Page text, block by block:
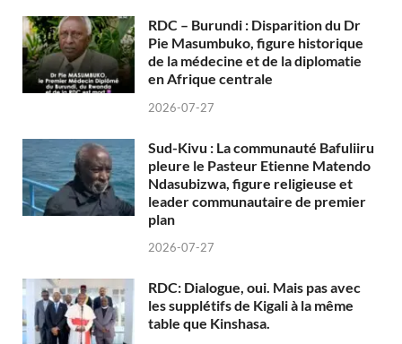
RDC – Burundi : Disparition du Dr
Pie Masumbuko, figure historique
de la médecine et de la diplomatie
en Afrique centrale
2026-07-27
Sud-Kivu : La communauté Bafuliiru
pleure le Pasteur Etienne Matendo
Ndasubizwa, figure religieuse et
leader communautaire de premier
plan
2026-07-27
RDC: Dialogue, oui. Mais pas avec
les supplétifs de Kigali à la même
table que Kinshasa.